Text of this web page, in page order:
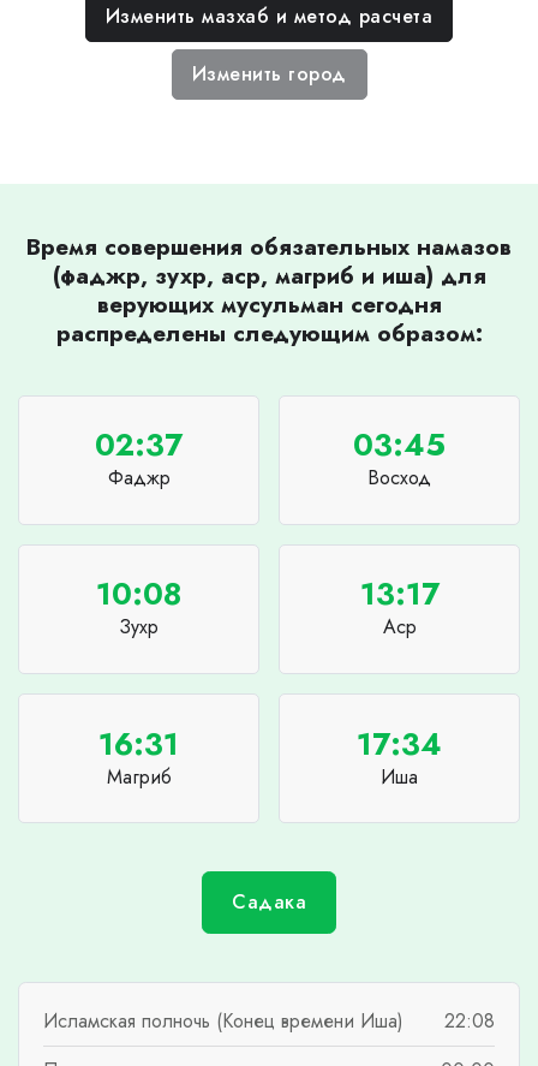
Изменить мазхаб и метод расчета
Изменить город
Время совершения обязательных намазов
(фаджр, зухр, аср, магриб и иша) для
верующих мусульман сегодня
распределены следующим образом:
02:37
Фаджр
03:45
Восход
10:08
Зухр
13:17
Аср
16:31
Магриб
17:34
Иша
Садака
Исламская полночь (Конец времени Иша)
22:08